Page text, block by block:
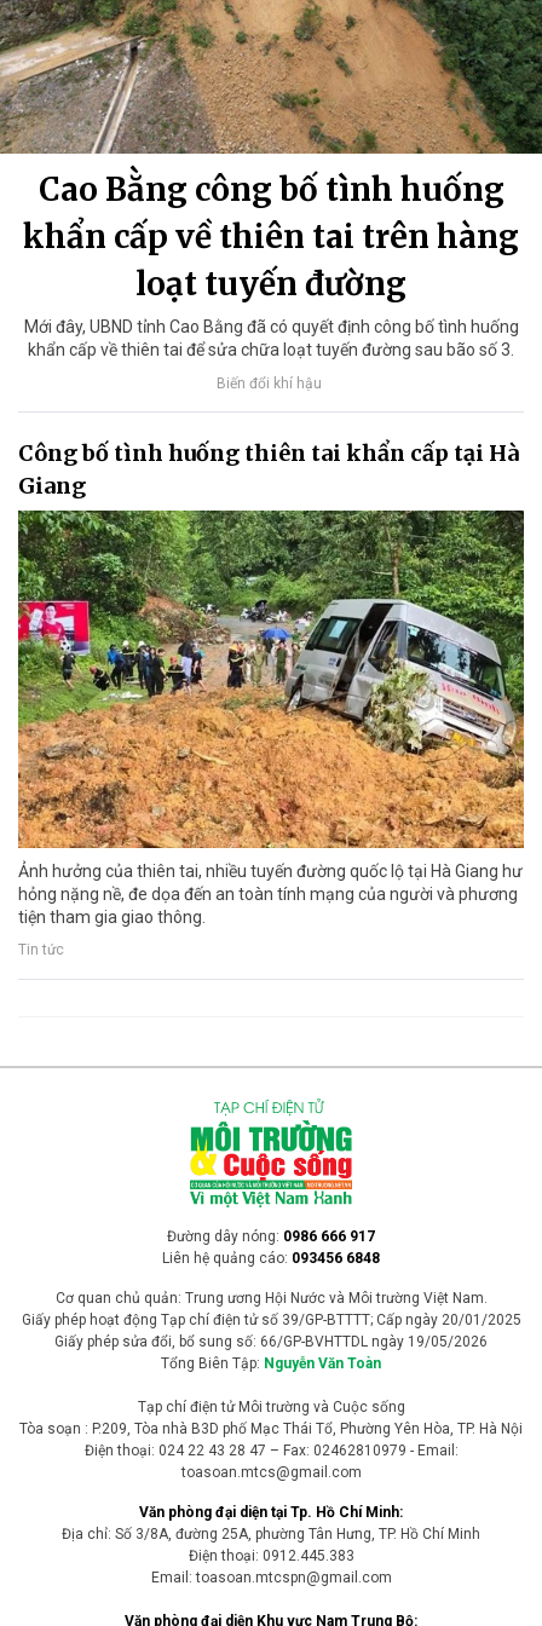
Cao Bằng công bố tình huống
khẩn cấp về thiên tai trên hàng
loạt tuyến đường
Mới đây, UBND tỉnh Cao Bằng đã có quyết định công bố tình huống
khẩn cấp về thiên tai để sửa chữa loạt tuyến đường sau bão số 3.
Biến đổi khí hậu
Công bố tình huống thiên tai khẩn cấp tại Hà
Giang
Ảnh hưởng của thiên tai, nhiều tuyến đường quốc lộ tại Hà Giang hư
hỏng nặng nề, đe dọa đến an toàn tính mạng của người và phương
tiện tham gia giao thông.
Tin tức
Đường dây nóng: 0986 666 917
Liên hệ quảng cáo: 093456 6848
Cơ quan chủ quản: Trung ương Hội Nước và Môi trường Việt Nam.
Giấy phép hoạt động Tạp chí điện tử số 39/GP-BTTTT; Cấp ngày 20/01/2025
Giấy phép sửa đổi, bổ sung số: 66/GP-BVHTTDL ngày 19/05/2026
Tổng Biên Tập: Nguyễn Văn Toàn
Tạp chí điện tử Môi trường và Cuộc sống
Tòa soạn : P.209, Tòa nhà B3D phố Mạc Thái Tổ, Phường Yên Hòa, TP. Hà Nội
Điện thoại: 024 22 43 28 47 – Fax: 02462810979 - Email:
toasoan.mtcs@gmail.com
Văn phòng đại diện tại Tp. Hồ Chí Minh:
Địa chỉ: Số 3/8A, đường 25A, phường Tân Hưng, TP. Hồ Chí Minh
Điện thoại: 0912.445.383
Email: toasoan.mtcspn@gmail.com
Văn phòng đại diện Khu vực Nam Trung Bộ: